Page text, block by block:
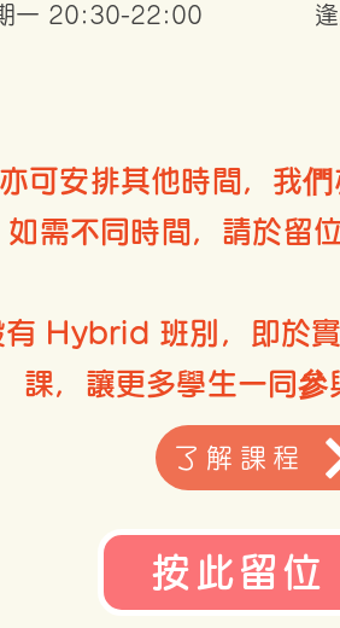
一 20:30-22:00
可安排其他時間，我們
如需不同時間，請於留
Hybrid 班別，即於
課，讓更多學生一同參
了解課程
按此留位